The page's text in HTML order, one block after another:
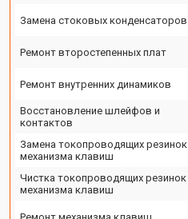
Замена стоковых конденсаторов
Ремонт второстепенных плат
Ремонт внутренних динамиков
Восстановление шлейфов и
контактов
Замена токопроводящих резинок
механизма клавиш
Чистка токопроводящих резинок
механизма клавиш
Ремонт механизма клавиш